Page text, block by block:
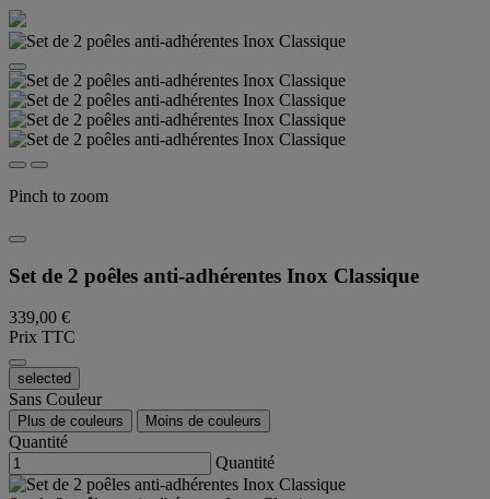
Pinch to zoom
Set de 2 poêles anti-adhérentes Inox Classique
339,00 €
Prix TTC
selected
Sans Couleur
Plus de couleurs Moins de couleurs
Quantité
Quantité